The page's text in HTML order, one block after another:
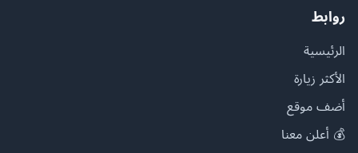
روابط
الرئيسية
الأكثر زيارة
أضف موقع
💰 أعلن معنا